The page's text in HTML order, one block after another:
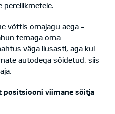
pereliikmetele.
võttis omajagu aega -
temaga oma
väga ilusasti, aga kui
autodega sõidetud, siis
positsiooni viimane sõitja